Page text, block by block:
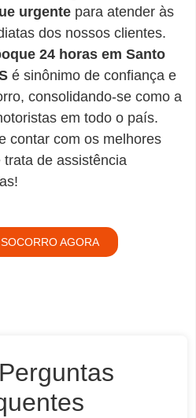
urgente para atender às
dos nossos clientes.
24 horas em Santo
é sinônimo de confiança e
consolidando-se como a
em todo o país.
contar com os melhores
de assistência
AGORA